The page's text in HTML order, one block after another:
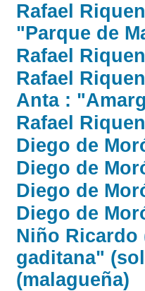
Rafael
"Parque de
Rafael
Rafael
Anta :
Rafael
Diego de
Diego de
Diego de
Diego de
Niño Ricardo
gaditana"
(malagueña)